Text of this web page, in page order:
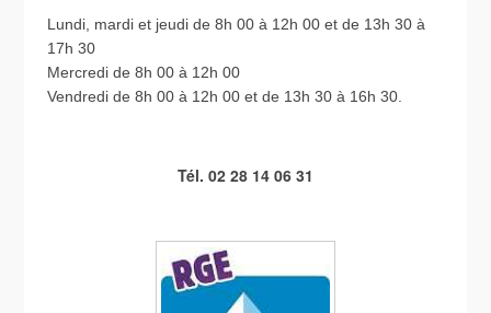
Lundi, mardi et jeudi de 8h 00 à 12h 00 et de 13h 30 à
17h 30
Mercredi de 8h 00 à 12h 00
Vendredi de 8h 00 à 12h 00 et de 13h 30 à 16h 30.
Tél. 02 28 14 06 31